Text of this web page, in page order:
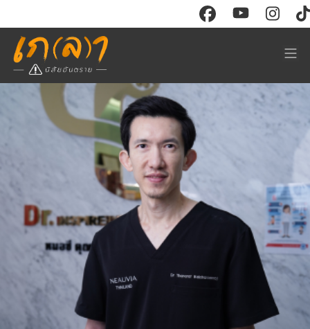
Watch
RESOURCE
Store
ร่วมงาน
ติดต่อโฆษณา
ABOUT
Sign in